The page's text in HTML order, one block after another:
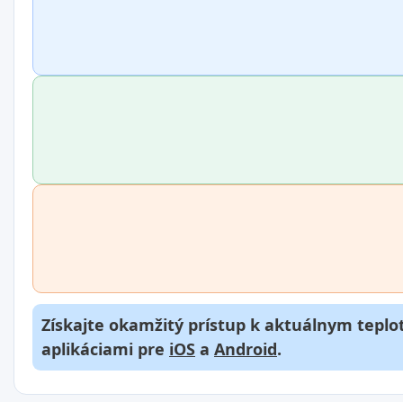
Získajte okamžitý prístup k aktuálnym
aplikáciami pre iOS a Android.